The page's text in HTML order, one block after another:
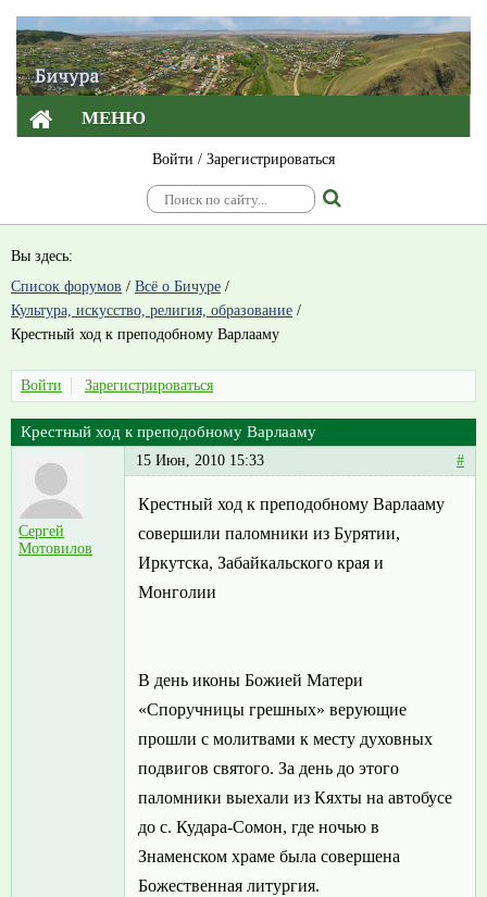
МЕНЮ
Войти / Зарегистрироваться
Вы здесь:
Список форумов / Всё о Бичуре /
Культура, искусство, религия, образование /
Крестный ход к преподобному Варлааму
Войти Зарегистрироваться
Крестный ход к преподобному Варлааму
Сергей
Мотовилов
15 Июн, 2010 15:33 #
Крестный ход к преподобному Варлааму
совершили паломники из Бурятии,
Иркутска, Забайкальского края и
Монголии
В день иконы Божией Матери
«Споручницы грешных» верующие
прошли с молитвами к месту духовных
подвигов святого. За день до этого
паломники выехали из Кяхты на автобусе
до с. Кудара-Сомон, где ночью в
Знаменском храме была совершена
Божественная литургия.